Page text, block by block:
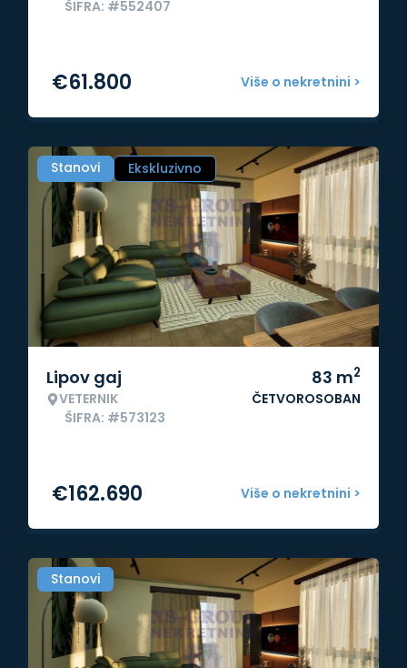
ŠIFRA: #552407
Više o nekretnini >
€61.800
Stanovi Ekskluzivno
Lipov gaj
VETERNIK
ŠIFRA: #573123
83 m2
ČETVOROSOBAN
Više o nekretnini >
€162.690
Stanovi